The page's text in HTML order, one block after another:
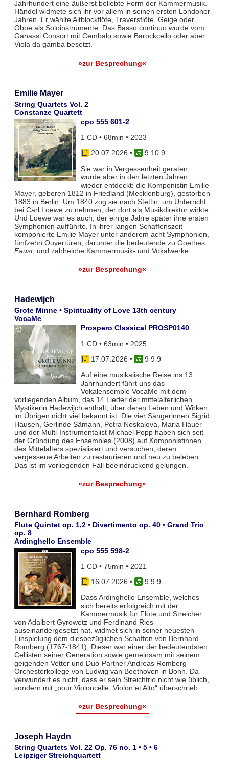
Jahrhundert eine äußerst beliebte Form der Kammermusik.
Händel widmete sich ihr vor allem in seinen ersten Londoner
Jahren. Er wählte Altblockflöte, Traversflöte, Geige oder
Oboe als Soloinstrumente. Das Basso continuo wurde vom
Ganassi Consort mit Cembalo sowie Barockcello oder aber
Viola da gamba besetzt.
»zur Besprechung«
Emilie Mayer
String Quartets Vol. 2
Constanze Quartett
cpo 555 601-2
1 CD • 68min • 2023
20.07.2026 •
9 10 9
Sie war in Vergessenheit geraten,
wurde aber in den letzten Jahren
wieder entdeckt: die Komponistin Emilie
Mayer, geboren 1812 in Friedland (Mecklenburg), gestorben
1883 in Berlin. Um 1840 zog sie nach Stettin, um Unterricht
bei Carl Loewe zu nehmen, der dort als Musikdirektor wirkte.
Und Loewe war es auch, der einige Jahre später ihre ersten
Symphonien aufführte. In ihrer langen Schaffenszeit
komponierte Emilie Mayer unter anderem acht Symphonien,
fünfzehn Ouvertüren, darunter die bedeutende zu Goethes
Faust, und zahlreiche Kammermusik- und Vokalwerke.
»zur Besprechung«
Hadewijch
Grote Minne • Spirituality of Love 13th century
VocaMe
Prospero Classical PROSP0140
1 CD • 63min • 2025
17.07.2026 •
9 9 9
Auf eine musikalische Reise ins 13.
Jahrhundert führt uns das
Vokalensemble VocaMe mit dem
vorliegenden Album, das 14 Lieder der mittelalterlichen
Mystikerin Hadewijch enthält, über deren Leben und Wirken
im Übrigen nicht viel bekannt ist. Die vier Sängerinnen Sigrid
Hausen, Gerlinde Sämann, Petra Noskalová, Maria Hauer
und der Multi-Instrumentalist Michael Popp haben sich seit
der Gründung des Ensembles (2008) auf Komponistinnen
des Mittelalters spezialisiert und versuchen, deren
vergessene Arbeiten zu restaurieren und neu zu beleben.
Das ist im vorliegenden Fall beeindruckend gelungen.
»zur Besprechung«
Bernhard Romberg
Flute Quintet op. 1,2 • Divertimento op. 40 • Grand Trio
op. 8
Ardinghello Ensemble
cpo 555 598-2
1 CD • 75min • 2021
16.07.2026 •
9 9 9
Dass Ardinghello Ensemble, welches
sich bereits erfolgreich mit der
Kammermusik für Flöte und Streicher
von Adalbert Gyrowetz und Ferdinand Ries
auseinandergesetzt hat, widmet sich in seiner neuesten
Einspielung dem diesbezüglichen Schaffen von Bernhard
Romberg (1767-1841). Dieser war einer der bedeutendsten
Cellisten seiner Generation sowie gemeinsam mit seinem
geigenden Vetter und Duo-Partner Andreas Romberg
Orchesterkollege von Ludwig van Beethoven in Bonn. Da
verwundert es nicht, dass er sein Streichtrio nicht wie üblich,
sondern mit „pour Violoncelle, Violon et Alto“ überschrieb.
»zur Besprechung«
Joseph Haydn
String Quartets Vol. 22 Op. 76 no. 1 • 5 • 6
Leipziger Streichquartett